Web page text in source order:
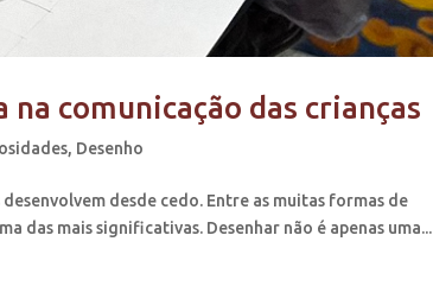
comunicação das crianças
, Desenho
desde cedo. Entre as muitas formas de
das mais significativas. Desenhar não é apenas uma...